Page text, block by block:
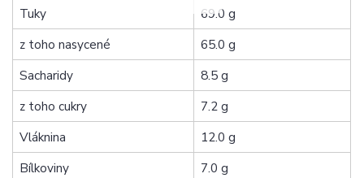
Tuky
69.0 g
z toho nasycené
65.0 g
Sacharidy
8.5 g
z toho cukry
7.2 g
Vláknina
12.0 g
Bílkoviny
7.0 g